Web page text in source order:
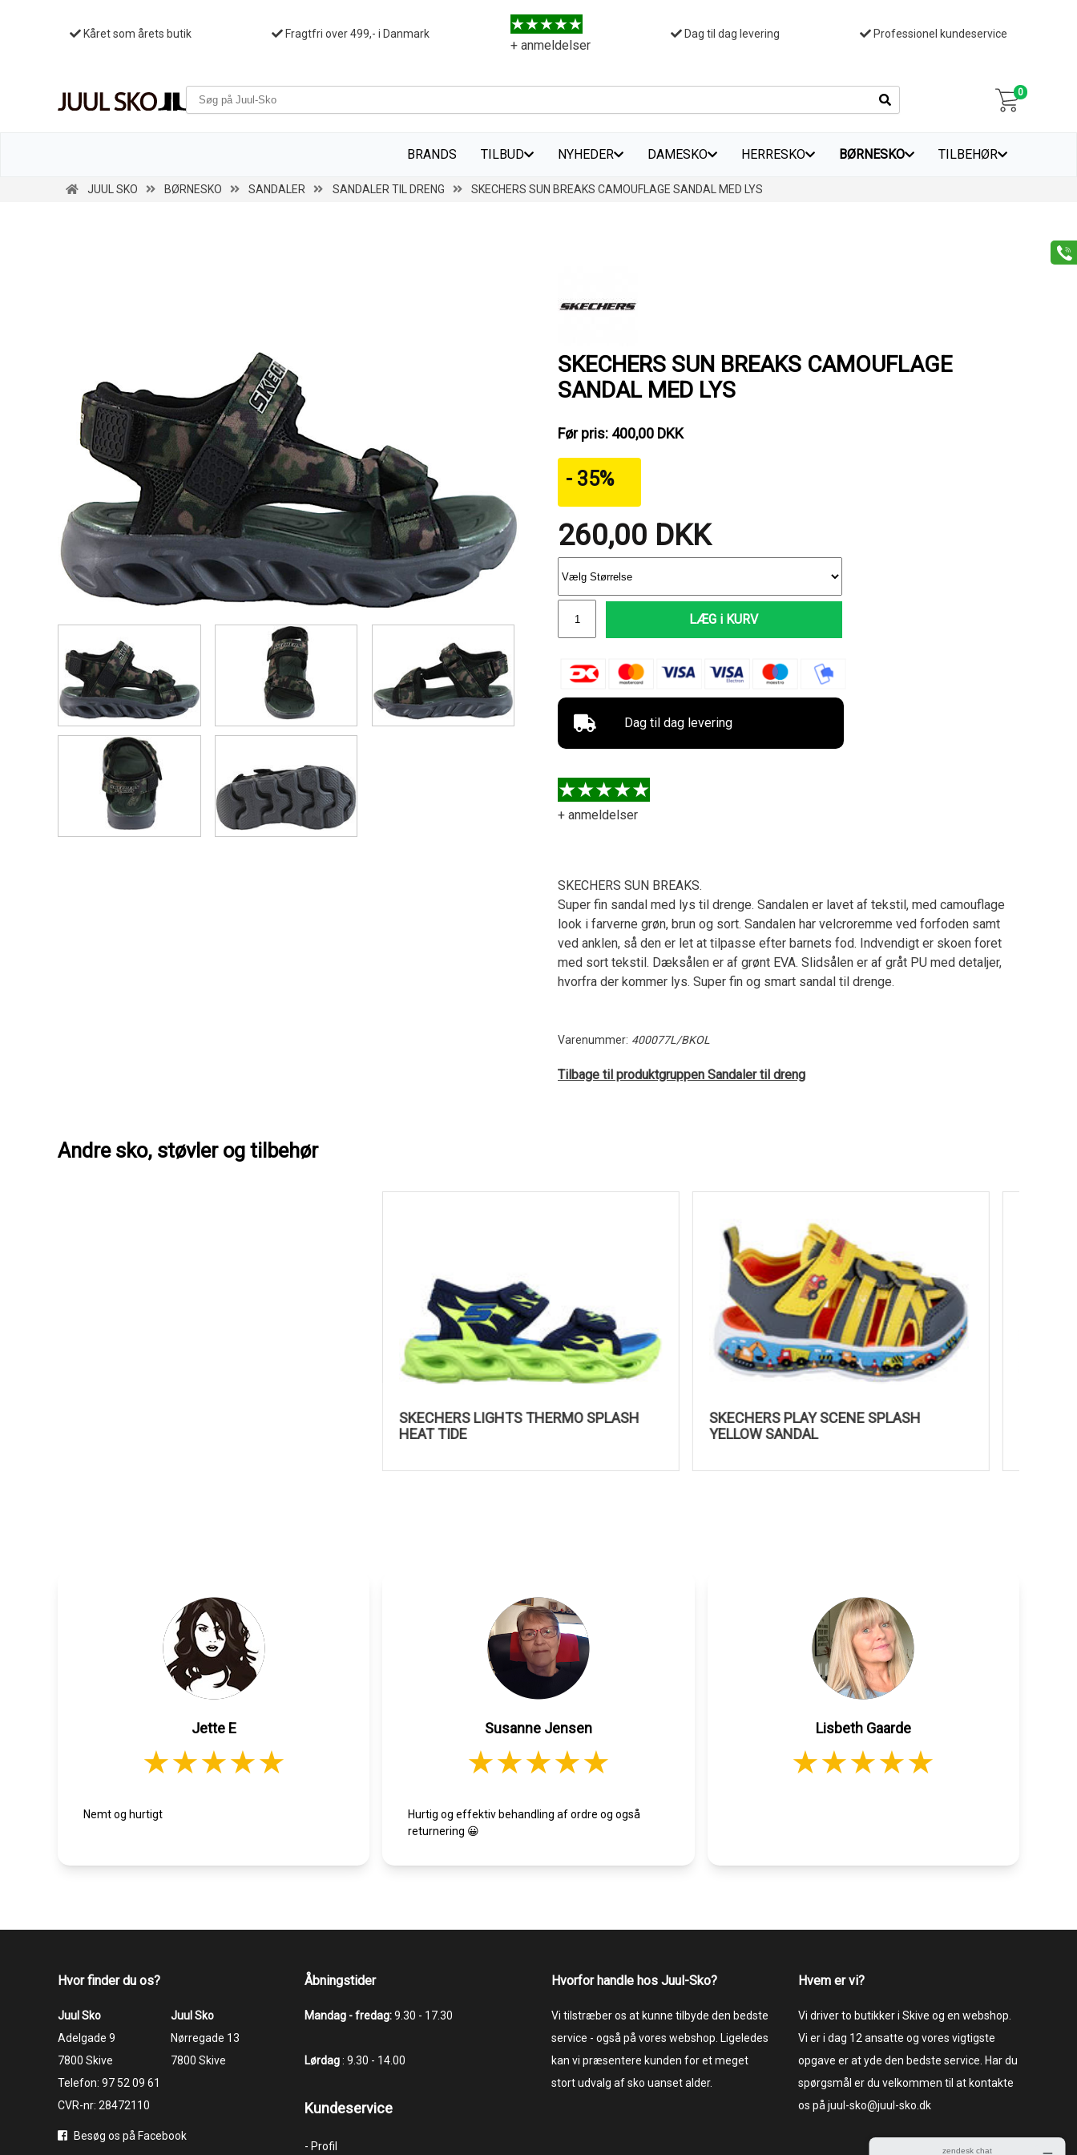
SKECHERS SUN BREAKS CAMOUFLAGE
SANDAL MED LYS
Før pris: 400,00 DKK
- 35%
260,00 DKK
LÆG i KURV
Dag til dag levering
+ anmeldelser
SKECHERS SUN BREAKS.
Super fin sandal med lys til drenge. Sandalen er lavet af tekstil, med camouflage
look i farverne grøn, brun og sort. Sandalen har velcroremme ved forfoden samt
ved anklen, så den er let at tilpasse efter barnets fod. Indvendigt er skoen foret
med sort tekstil. Dæksålen er af grønt EVA. Slidsålen er af gråt PU med detaljer,
hvorfra der kommer lys. Super fin og smart sandal til drenge.
Varenummer: 400077L/BKOL
Tilbage til produktgruppen Sandaler til dreng
Andre sko, støvler og tilbehør
SKECHERS LIGHTS THERMO SPLASH
HEAT TIDE
SKECHERS PLAY SCENE SPLASH
YELLOW SANDAL
BRANDS TILBUD NYHEDER DAMESKO HERRESKO BØRNESKO TILBEHØR
0
Jette E
Nemt og hurtigt
Susanne Jensen
Hurtig og effektiv behandling af ordre og også
returnering 😀
Lisbeth Gaarde
Kåret som årets butik Fragtfri over 499,- i Danmark
+ anmeldelser
Dag til dag levering Professionel kundeservice
JUUL SKO BØRNESKO SANDALER SANDALER TIL DRENG SKECHERS SUN BREAKS CAMOUFLAGE SANDAL MED LYS
Hvor finder du os?
Juul Sko
​​​​​​​Adelgade 9
7800 Skive
Telefon: 97 52 09 61
CVR-nr: 28472110
Juul Sko
​​​​​​​Nørregade 13
7800 Skive
Besøg os på Facebook
Åbningstider
Mandag - fredag:9.30 - 17.30
Lørdag: 9.30 - 14.00
Kundeservice
- Profil
Hvorfor handle hos Juul-Sko?
Vi tilstræber os at kunne tilbyde den bedste
service - også på vores webshop. Ligeledes
kan vi præsentere kunden for et meget
stort udvalg af sko uanset alder.
Hvem er vi?
Vi driver to butikker i Skive og en webshop.
Vi er i dag 12 ansatte og vores vigtigste
opgave er at yde den bedste service. Har du
spørgsmål er du velkommen til at kontakte
os på juul-sko@juul-sko.dk